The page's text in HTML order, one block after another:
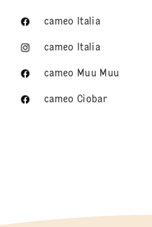
cameo Italia
cameo Italia
cameo Muu Muu
cameo Ciobar